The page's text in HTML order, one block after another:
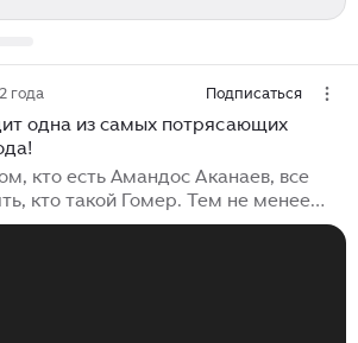
года Подписаться
одна из самых потрясающих
кто есть Амандос Аканаев, все
кто такой Гомер. Тем не менее
в стране и за рубежом